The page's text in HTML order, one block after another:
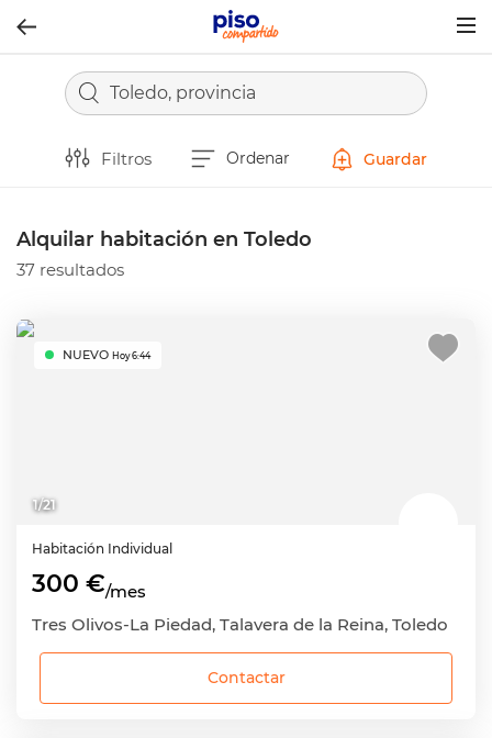
Toledo, provincia
Filtros Ordenar Guardar
Alquilar habitación en Toledo
37 resultados
1/21
NUEVO Hoy 6:44
Habitación Individual
300 €/mes
Tres Olivos-La Piedad, Talavera de la Reina, Toledo
Contactar